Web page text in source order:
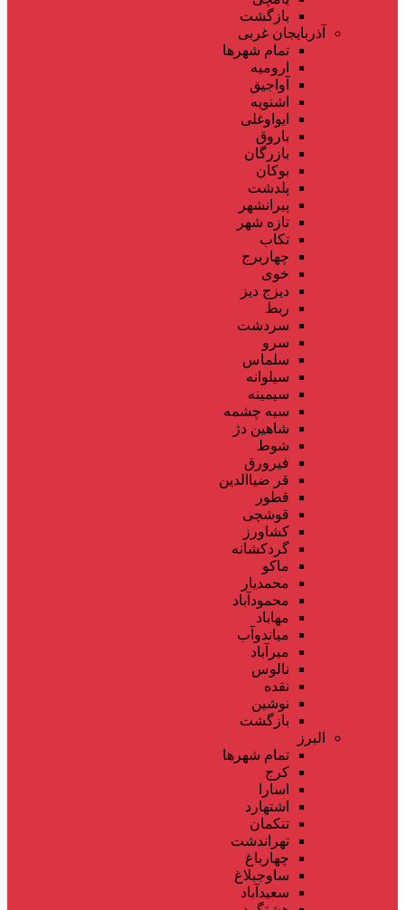
بازگشت
آذربایجان غربی
تمام شهر‌ها
ارومیه
آواجیق
اشنویه
ایواوغلی
باروق
بازرگان
بوکان
پلدشت
پیرانشهر
تازه شهر
تکاب
چهاربرج
خوی
دیزج دیز
ربط
سردشت
سرو
سلماس
سیلوانه
سیمینه
سیه چشمه
شاهین دژ
شوط
فیرورق
قر ضیاالدین
قطور
قوشچی
کشاورز
گردکشانه
ماکو
محمدیار
محمودآباد
مهاباد
میاندوآب
میرآباد
نالوس
نقده
نوشین
بازگشت
البرز
تمام شهر‌ها
کرج
اسارا
اشتهارد
تنکمان
تهراندشت
چهارباغ
ساوجبلاغ
سعیدآباد